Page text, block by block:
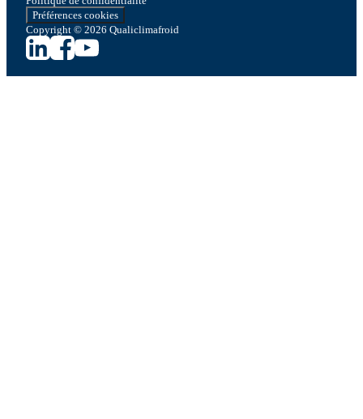
Préférences cookies
Copyright © 2026 Qualiclimafroid